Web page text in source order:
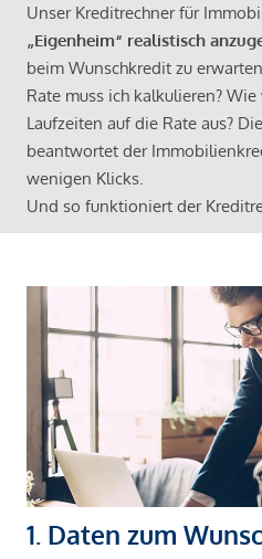
Unser Kreditrechner für
„Eigenheim“ realistisch
beim Wunschkredit zu
Rate muss ich kalkulieren?
Laufzeiten auf die Rate aus?
beantwortet der
wenigen Klicks.
Und so funktioniert der
1. Daten zum